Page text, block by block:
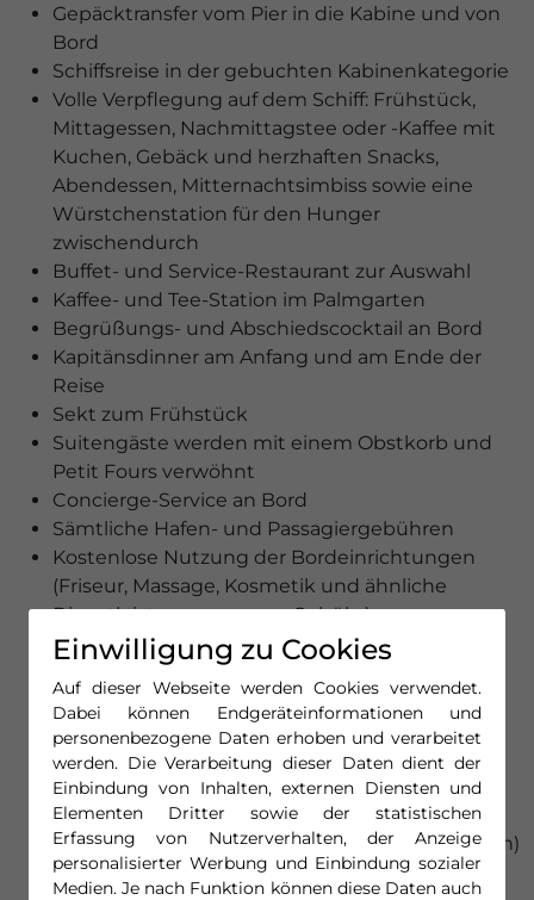
Gepäcktransfer vom Pier in die Kabine und von
Bord
Schiffsreise in der gebuchten Kabinenkategorie
Volle Verpflegung auf dem Schiff: Frühstück,
Mittagessen, Nachmittagstee oder -Kaffee mit
Kuchen, Gebäck und herzhaften Snacks,
Abendessen, Mitternachtsimbiss sowie eine
Würstchenstation für den Hunger
zwischendurch
Buffet- und Service-Restaurant zur Auswahl
Kaffee- und Tee-Station im Palmgarten
Begrüßungs- und Abschiedscocktail an Bord
Kapitänsdinner am Anfang und am Ende der
Reise
Sekt zum Frühstück
Suitengäste werden mit einem Obstkorb und
Petit Fours verwöhnt
Concierge-Service an Bord
Sämtliche Hafen- und Passagiergebühren
Kostenlose Nutzung der Bordeinrichtungen
(Friseur, Massage, Kosmetik und ähnliche
Dienstleistungen gegen Gebühr)
Unterhaltungsprogramm und Veranstaltungen
Teilnahme an Entspannungskursen und am
Animationsprogramm
Ausführliche Informationen zu den
Landausflügen
Lektorate über Ihre Reiseziele sowie
thematische Vorträge (auf ausgewählten Reisen)
Plantours Reiseleitung
Einwilligung zu Cookies
Auf dieser Webseite werden Cookies verwendet.
Dabei können Endgeräteinformationen und
personenbezogene Daten erhoben und verarbeitet
werden. Die Verarbeitung dieser Daten dient der
Einbindung von Inhalten, externen Diensten und
Elementen Dritter sowie der statistischen
Erfassung von Nutzerverhalten, der Anzeige
personalisierter Werbung und Einbindung sozialer
Medien. Je nach Funktion können diese Daten auch